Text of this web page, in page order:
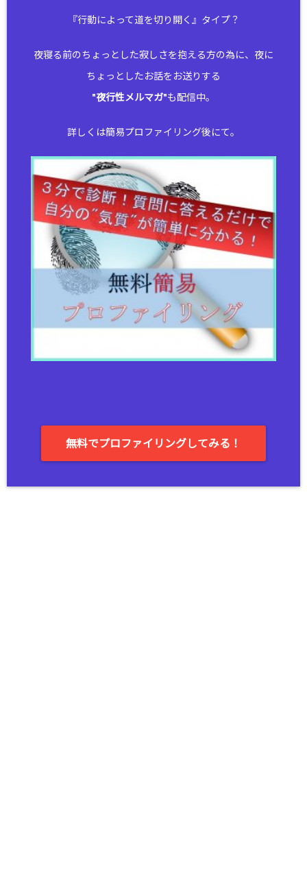
『行動によって道を切り開く』タイプ？
夜寝る前のちょっとした寂しさを抱える方の為に、夜に
ちょっとしたお話をお送りする
"夜行性メルマガ"も配信中。
詳しくは簡易プロファイリング後にて。
無料でプロファイリングしてみる！